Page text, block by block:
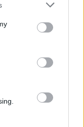
του οξυζενέ της
10 έως 45 λεπτά.
10, 20, 30, 40
ρεφλέ με τα
για ένα
Echos light